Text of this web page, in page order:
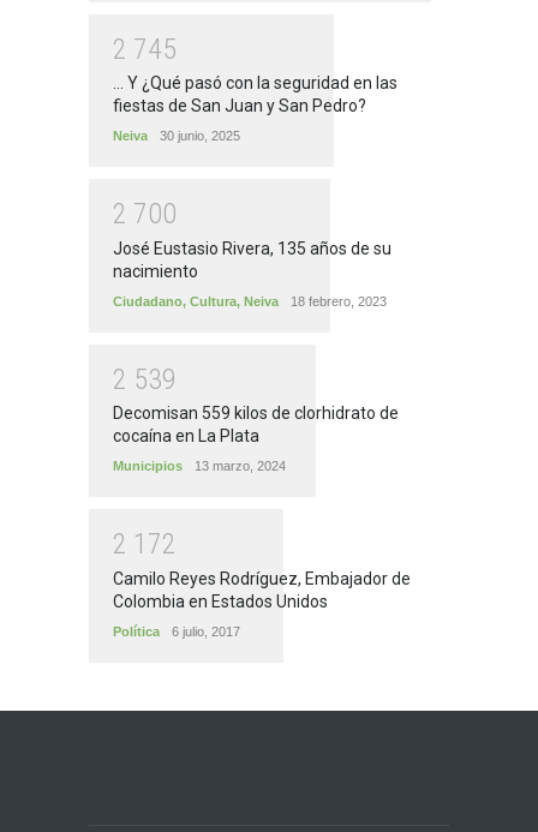
2 745
... Y ¿Qué pasó con la seguridad en las
fiestas de San Juan y San Pedro?
Neiva 30 junio, 2025
2 700
José Eustasio Rivera, 135 años de su
nacimiento
Ciudadano, Cultura, Neiva 18 febrero, 2023
2 539
Decomisan 559 kilos de clorhidrato de
cocaína en La Plata
Municipios 13 marzo, 2024
2 1 72
Camilo Reyes Rodríguez, Embajador de
Colombia en Estados Unidos
Política 6 julio, 2017